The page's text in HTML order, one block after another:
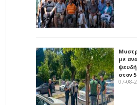
με
στον
07-08-